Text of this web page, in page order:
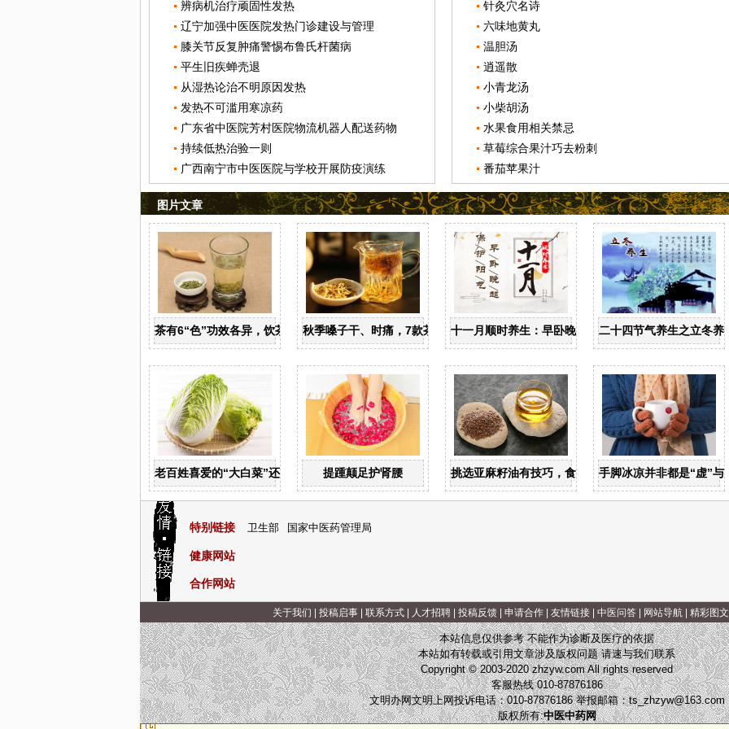
辨病机治疗顽固性发热
辽宁加强中医医院发热门诊建设与管理
膝关节反复肿痛警惕布鲁氏杆菌病
平生旧疾蝉壳退
从湿热论治不明原因发热
发热不可滥用寒凉药
广东省中医院芳村医院物流机器人配送药物
持续低热治验一则
广西南宁市中医医院与学校开展防疫演练
针灸穴名诗
六味地黄丸
温胆汤
逍遥散
小青龙汤
小柴胡汤
水果食用相关禁忌
草莓综合果汁巧去粉刺
番茄苹果汁
图片文章
茶有6“色”功效各异，饮茶养生寒温有宜忌秋季嗓子干、时痛，7款茶饮辩证用十一月顺时养生：早卧晚起，保护阳气二十四节气养生之立冬养
老百姓喜爱的“大白菜”还有广泛的药用价值
提踵颠足护肾腰 挑选亚麻籽油有技巧，食用亚麻籽油有讲究
手脚冰凉并非都是“虚”与
特别链接 卫生部 国家中医药管理局
健康网站
合作网站
关于我们 投稿启事| 联系方式| 人才招聘| 投稿反馈| 申请合作| 友情链接| 中医问答| 网站导航| 精彩图文
本站信息仅供参考 不能作为诊断及医疗的依据
本站如有转载或引用文章涉及版权问题 请速与我们联系
Copyright © 2003-2020 zhzyw.com All rights reserved
客服热线 010-87876186
文明办网文明上网投诉电话：010-87876186 举报邮箱：ts_zhzyw@163.com
版权所有:中医中药网